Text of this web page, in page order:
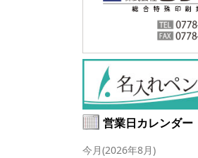
営業日カレンダー
今月(2026年8月)